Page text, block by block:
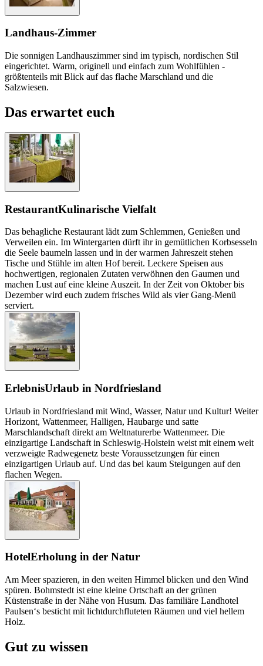
Landhaus-Zimmer
Die sonnigen Landhauszimmer sind im typisch, nordischen Stil
eingerichtet. Warm, originell und einfach zum Wohlfühlen -
größtenteils mit Blick auf das flache Marschland und die
Salzwiesen.
Das erwartet euch
RestaurantKulinarische Vielfalt
Das behagliche Restaurant lädt zum Schlemmen, Genießen und
Verweilen ein. Im Wintergarten dürft ihr in gemütlichen Korbsesseln
die Seele baumeln lassen und in der warmen Jahreszeit stehen
Tische und Stühle im alten Hof bereit. Leckere Speisen aus
hochwertigen, regionalen Zutaten verwöhnen den Gaumen und
machen Lust auf eine kleine Auszeit. In der Zeit von Oktober bis
Dezember wird euch zudem frisches Wild als vier Gang-Menü
serviert.
ErlebnisUrlaub in Nordfriesland
Urlaub in Nordfriesland mit Wind, Wasser, Natur und Kultur! Weiter
Horizont, Wattenmeer, Halligen, Haubarge und satte
Marschlandschaft direkt am Weltnaturerbe Wattenmeer. Die
einzigartige Landschaft in Schleswig-Holstein weist mit einem weit
verzweigte Radwegenetz beste Voraussetzungen für einen
einzigartigen Urlaub auf. Und das bei kaum Steigungen auf den
flachen Wegen.
HotelErholung in der Natur
Am Meer spazieren, in den weiten Himmel blicken und den Wind
spüren. Bohmstedt ist eine kleine Ortschaft an der grünen
Küstenstraße in der Nähe von Husum. Das familiäre Landhotel
Paulsen‘s besticht mit lichtdurchfluteten Räumen und viel hellem
Holz.
Gut zu wissen